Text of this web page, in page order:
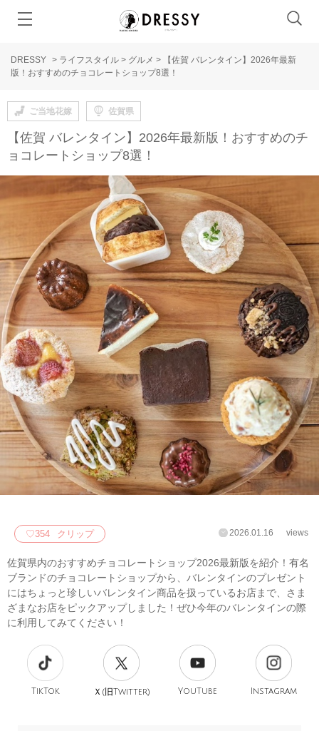
DRESSY > ライフスタイル > グルメ >
【佐賀 バレンタイン】2026年最新
版！おすすめのチョコレートショップ8選！
ご当地花嫁 佐賀県
【佐賀 バレンタイン】2026年最新版！おすすめのチ
ョコレートショップ8選！
♡354 クリップ 2026.01.16 views
佐賀県内のおすすめチョコレートショップ2026最新版を紹介！有名
ブランドのチョコレートショップから、バレンタインのプレゼント
にはちょっと珍しいバレンタイン商品を扱っているお店まで、さま
ざまなお店をピックアップしました！ぜひ今年のバレンタインの際
に利用してみてください！
TikTok Ｘ(旧Twitter) YouTube Instagram